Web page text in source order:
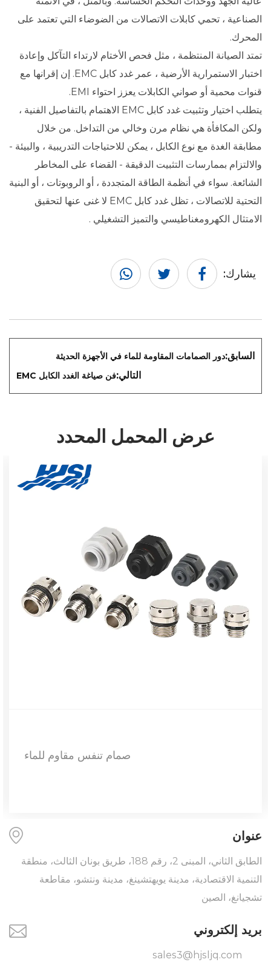
الصناعية ، تحمي كابلات الاتصالات من الضوضاء التي تعتمد على
المحرك.
تمتد الصيانة المنتظمة ، مثل فحص الأختام لارتداء التآكل وإعادة
اختبار الاستمرارية الأرضية ، عمر غدد كابل EMC. إن إقرانها مع
قنوات محمية أو صواني الكابلات يعزز احتواء EMI.
يتطلب اختيار وتثبيت غدد كابل EMC الاهتمام بالتفاصيل الفنية ،
ولكن المكافأة هي نظام مرن وخالي من التداخل. من خلال
مطابقة الغدة مع نوع الكابل ، يمكن للاحتياجات التدريبية ، والبيئة -
والالتزام بممارسات التثبيت الدقيقة - القضاء على المخاطر
الشائعة. سواء في أنظمة الطاقة المتجددة ، أو الروبوتات ، أو البنية
التحتية للاتصالات ، تظل غدد كابل EMC لا غنى عنها لتحقيق
الامتثال الكهرومغناطيسي والتميز التشغيلي .
يشارك:
السابق:دور الصمامات المقاومة للماء في الأجهزة الحديثة
التالي:فن صياغة الغدد الكابل EMC
عرض المحمل المحدد
صمام تنفس
عنوان
الطابق الثاني، المبنى 2، رقم 188، طريق بونان الثالث، منطقة
التنمية الاقتصادية، مدينة يويهتشينغ، مدينة ونتشو، مقاطعة
تشجيانغ، الصين
بريد إلكتروني
sales3@hjsljq.com